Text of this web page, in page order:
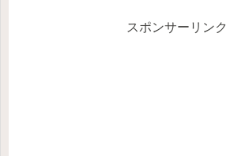
スポンサーリンク